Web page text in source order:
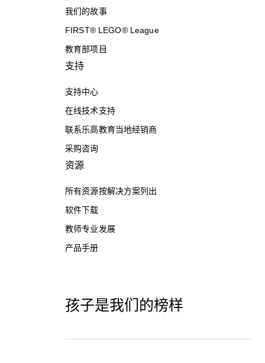
我们的故事
FIRST® LEGO® League
教育部项目
支持
支持中心
在线技术支持
联系乐高教育当地经销商
采购咨询
资源
所有资源按解决方案列出
软件下载
教师专业发展
产品手册
孩子是我们的榜样